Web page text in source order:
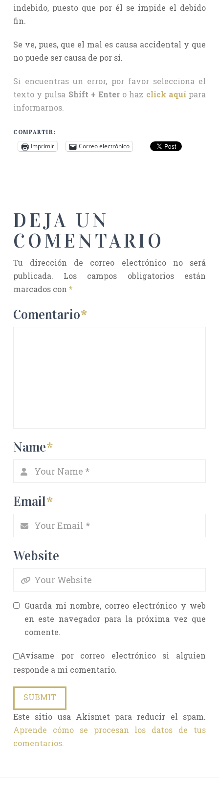
indebido, puesto que por él se impide el debido
fin.
Se ve, pues, que el mal es causa accidental y que
no puede ser causa de por sí.
Si encuentras un error, por favor selecciona el
texto y pulsa Shift + Enter o haz click aquí para
informarnos.
COMPARTIR:
Imprimir Correo electrónico
DEJA UN
COMENTARIO
Tu dirección de correo electrónico no será
publicada.
Los campos obligatorios están
marcados con *
Comentario*
Name*
Email*
Website
Guarda mi nombre, correo electrónico y web
en este navegador para la próxima vez que
comente.
Avísame por correo electrónico si alguien
responde a mi comentario.
Este sitio usa Akismet para reducir el spam.
Aprende cómo se procesan los datos de tus
comentarios.